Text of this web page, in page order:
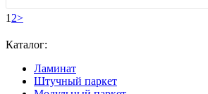
1 2>
Каталог:
Ламинат
Штучный паркет